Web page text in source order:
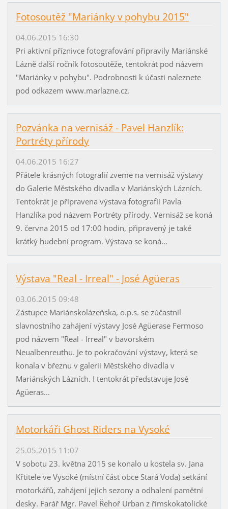
Fotosoutěž "Mariánky v pohybu 2015"
04.06.2015 16:30
Pri aktivní příznivce fotografování připravily Mariánské
Lázně další ročník fotosoutěže, tentokrát pod názvem
"Mariánky v pohybu". Podrobnosti k účasti naleznete
pod odkazem www.marlazne.cz.
Pozvánka na vernisáž - Pavel Hanzlík:
Portréty přírody
04.06.2015 16:27
Přátele krásných fotografií zveme na vernisáž výstavy
do Galerie Městského divadla v Mariánských Lázních.
Tentokrát je připravena výstava fotografií Pavla
Hanzlíka pod názvem Portréty přírody. Vernisáž se koná
9. června 2015 od 17:00 hodin, připravený je také
krátký hudební program. Výstava se koná...
Výstava "Real - Irreal" - José Agüeras
03.06.2015 09:48
Zástupce Mariánskolázeňska, o.p.s. se zúčastnil
slavnostního zahájení výstavy José Agüerase Fermoso
pod názvem "Real - Irreal" v bavorském
Neualbenreuthu. Je to pokračování výstavy, která se
konala v březnu v galerii Městského divadla v
Mariánských Lázních. I tentokrát představuje José
Agüeras...
Motorkáři Ghost Riders na Vysoké
25.05.2015 11:07
V sobotu 23. května 2015 se konalo u kostela sv. Jana
Křtitele ve Vysoké (místní část obce Stará Voda) setkání
motorkářů, zahájení jejich sezony a odhalení pamětní
desky. Farář Mgr. Pavel Řehoř Urban z římskokatolické